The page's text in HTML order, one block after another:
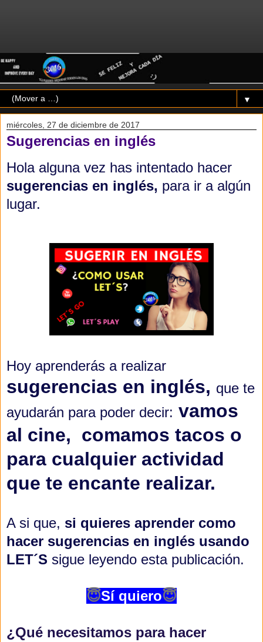
▼
miércoles, 27 de diciembre de 2017
Sugerencias en inglés
Hola alguna vez has intentado hacer
sugerencias en inglés, para ir a algún
lugar.
Hoy aprenderás a realizar
sugerencias en inglés, que te
ayudarán para poder decir: vamos
al cine, comamos tacos o
para cualquier actividad
que te encante realizar.
A si que, si quieres aprender como
hacer sugerencias en inglés usando
LET´S sigue leyendo esta publicación.
😇Sí quiero😇
¿Qué necesitamos para hacer